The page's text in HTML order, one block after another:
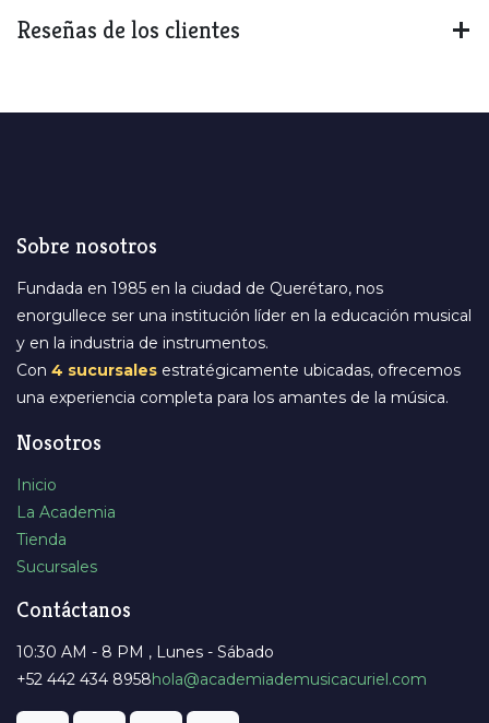
Reseñas de los clientes
Sobre nosotros
Fundada en 1985 en la ciudad de Querétaro, nos
enorgullece ser una institución líder en la educación musical
y en la industria de instrumentos.
Con 4 sucursales estratégicamente ubicadas, ofrecemos
una experiencia completa para los amantes de la música.
Nosotros
Inicio
La Academia
Tienda
Sucursales
Contáctanos
10:30 AM - 8 PM , Lunes - Sábado
+52 442 434 8958​hola@academiademusicacuriel.com